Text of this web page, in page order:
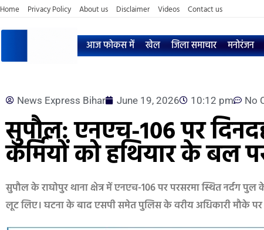
Home Privacy Policy About us Disclaimer Videos Contact us
आज फोकस में खेल जिला समाचार मनोरंजन
News Express Bihar June 19, 2026 10:12 pm No
सुपौल: एनएच-106 पर
कर्मियों को हथियार के बल
सुपौल के राघोपुर थाना क्षेत्र में एनएच-106 पर परसरमा स्थित नर्दग
लूट लिए। घटना के बाद एसपी समेत पुलिस के वरीय अधिकारी मौके